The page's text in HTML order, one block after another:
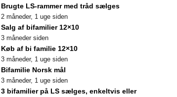
Brugte LS-rammer med tråd sælges
2 måneder, 1 uge siden
Salg af bifamilier 12×10
3 måneder siden
Køb af bi familie 12×10
3 måneder, 1 uge siden
Bifamilie Norsk mål
3 måneder, 1 uge siden
3 bifamilier på LS sælges, enkeltvis eller